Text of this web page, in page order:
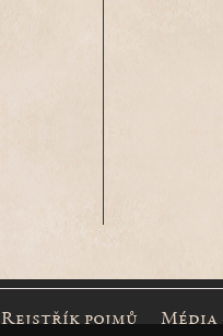
Rejstřík pojmů Média